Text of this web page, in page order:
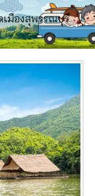
มืองสุพรรณบุรี